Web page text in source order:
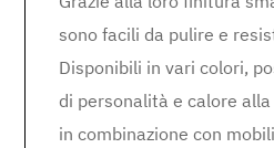
sono facili da pulire e
Disponibili in vari colori,
di personalità e calore
in combinazione con